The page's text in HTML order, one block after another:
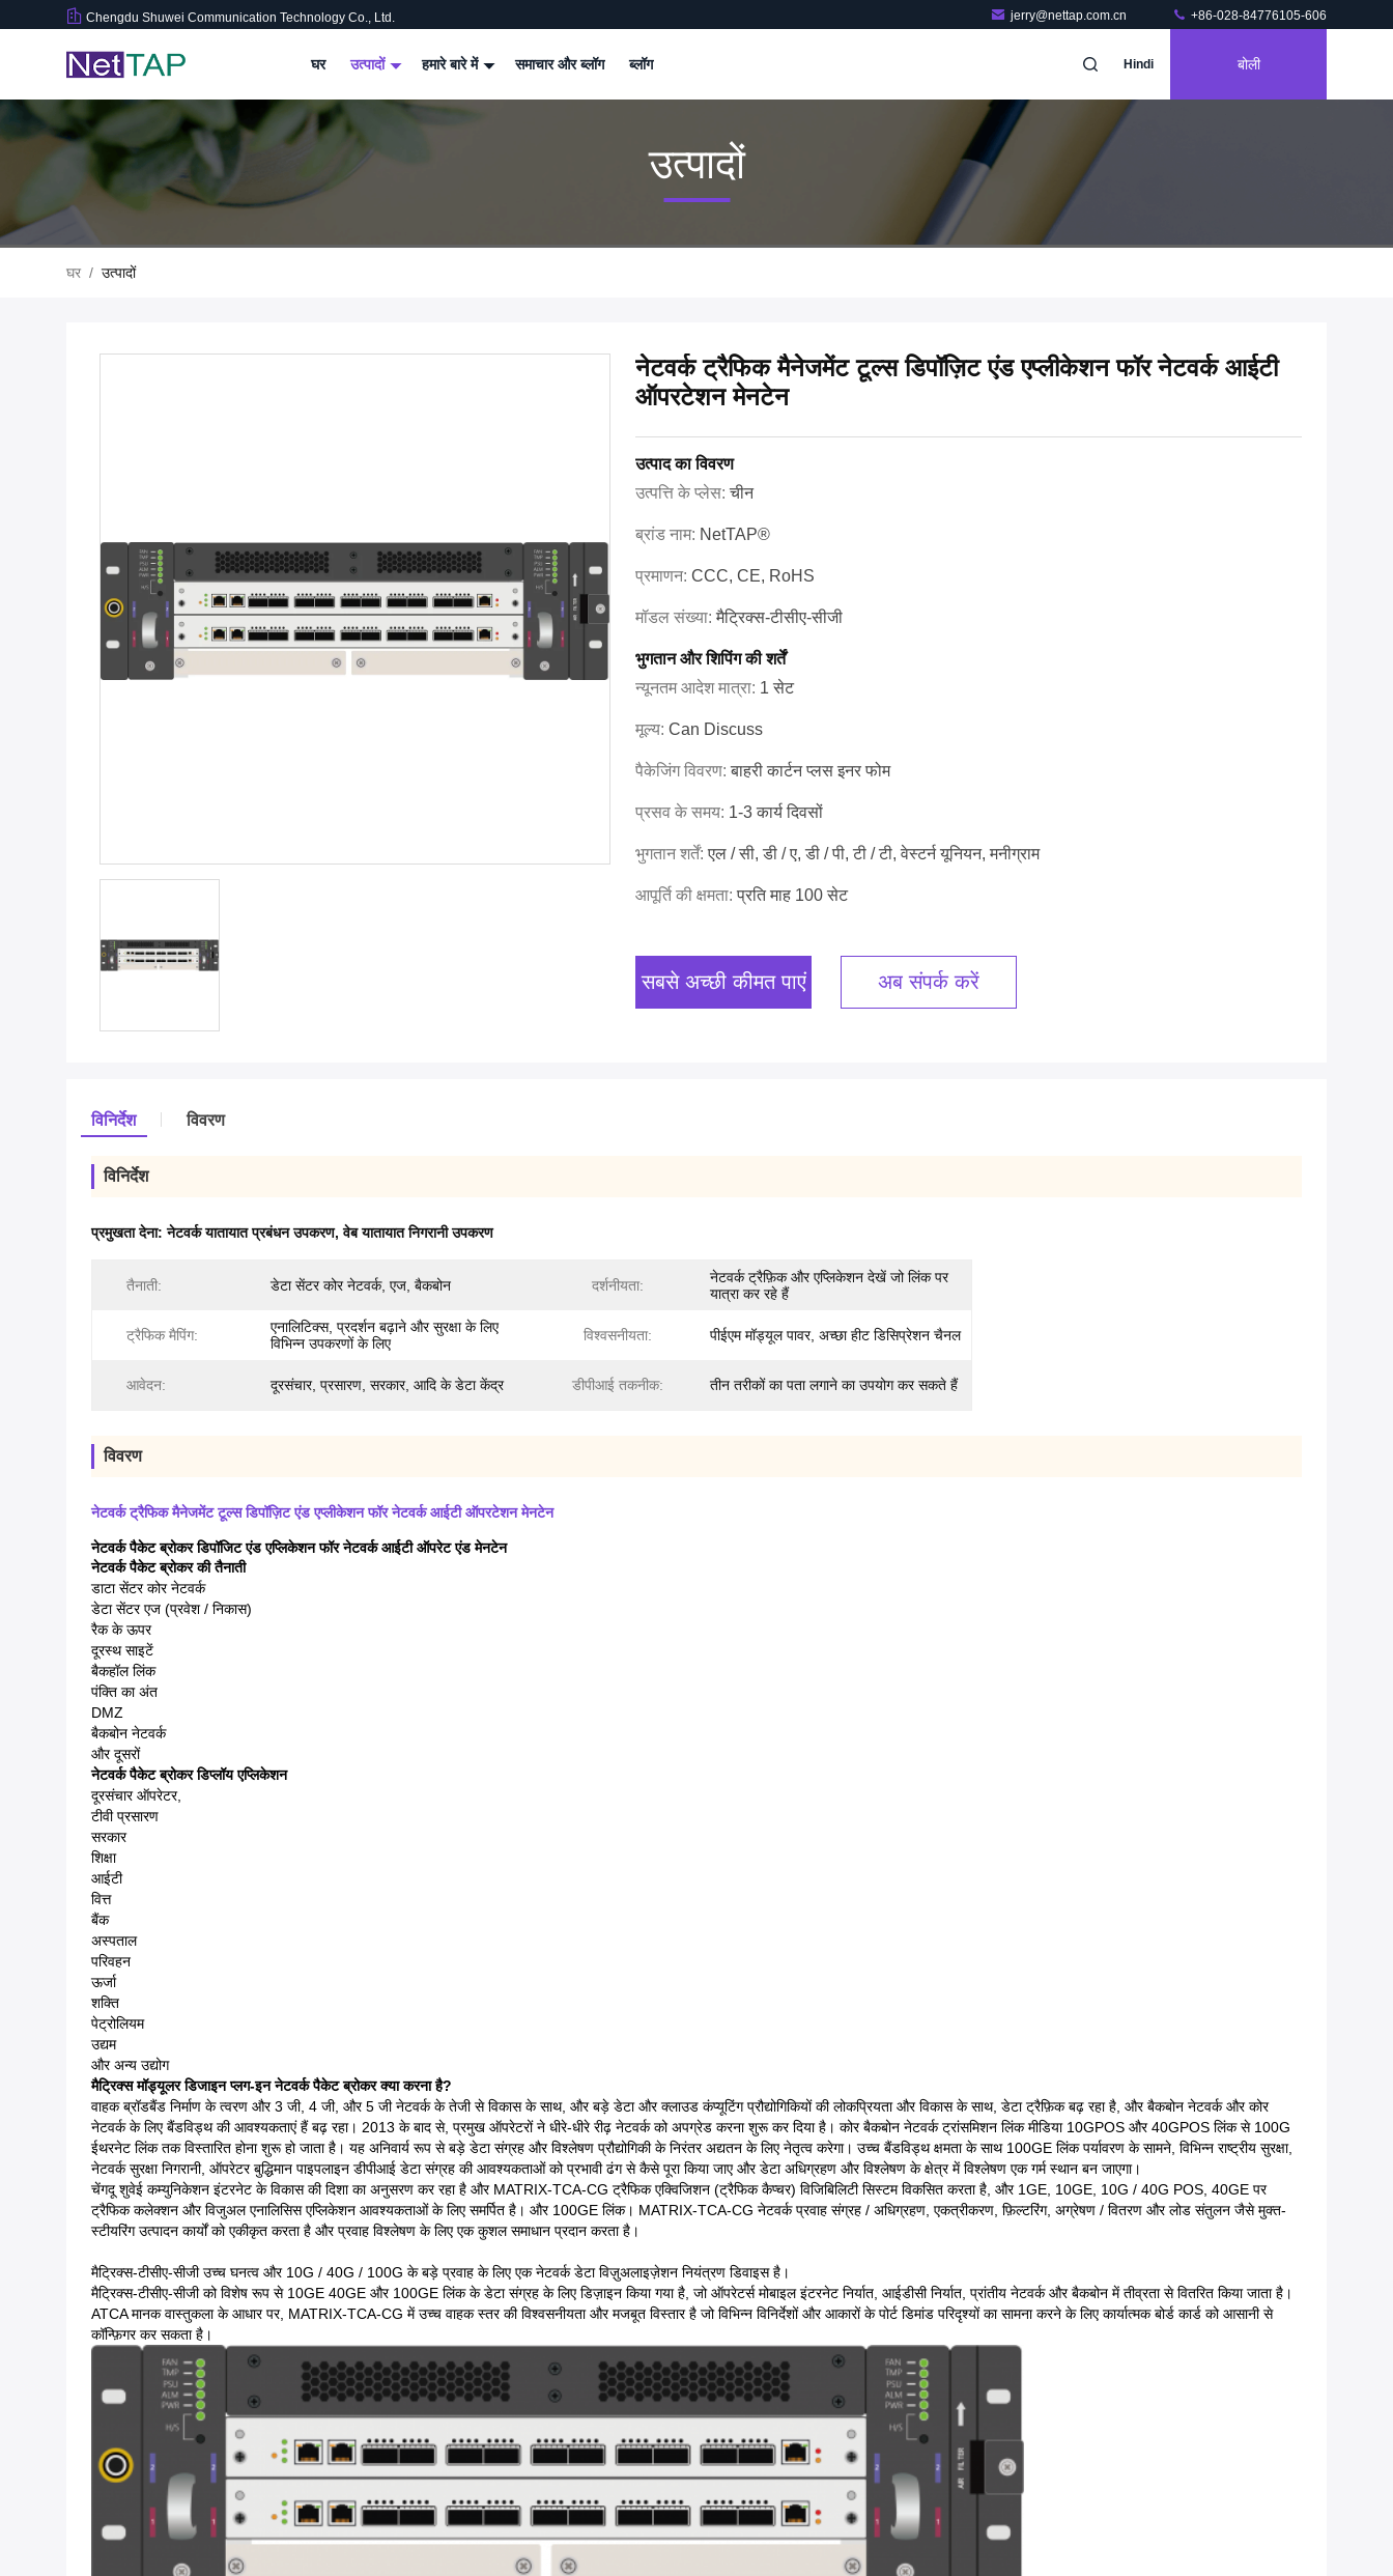
Chengdu Shuwei Communication Technology Co., Ltd. jerry@nettap.com.cn +86-028-84776105-606
घर उत्पादों हमारे बारे में समाचार और ब्लॉग ब्लॉग Hindi बोली
उत्पादों
घर / उत्पादों
नेटवर्क ट्रैफिक मैनेजमेंट टूल्स डिपॉज़िट एंड एप्लीकेशन फॉर नेटवर्क आईटी
ऑपरटेशन मेनटेन
उत्पाद का विवरण
उत्पत्ति के प्लेस:चीन
ब्रांड नाम: NetTAP®
प्रमाणन: CCC, CE, RoHS
मॉडल संख्या:मैट्रिक्स-टीसीए-सीजी
भुगतान और शिपिंग की शर्तें
न्यूनतम आदेश मात्रा: 1 सेट
मूल्य: Can Discuss
पैकेजिंग विवरण:बाहरी कार्टन प्लस इनर फोम
प्रसव के समय: 1-3 कार्य दिवसों
भुगतान शर्तें:एल / सी, डी / ए, डी / पी, टी / टी, वेस्टर्न यूनियन, मनीग्राम
आपूर्ति की क्षमता:प्रति माह 100 सेट
सबसे अच्छी कीमत पाएं अब संपर्क करें
विनिर्देश विवरण
विनिर्देश
प्रमुखता देना:नेटवर्क यातायात प्रबंधन उपकरण,वेब यातायात निगरानी उपकरण
तैनाती: डेटा सेंटर कोर नेटवर्क, एज, बैकबोन दर्शनीयता:
नेटवर्क ट्रैफ़िक और एप्लिकेशन देखें जो लिंक पर
यात्रा कर रहे हैं
ट्रैफिक मैपिंग:
एनालिटिक्स, प्रदर्शन बढ़ाने और सुरक्षा के लिए
विभिन्न उपकरणों के लिए
विश्वसनीयता: पीईएम मॉड्यूल पावर, अच्छा हीट डिसिप्रेशन चैनल
आवेदन: दूरसंचार, प्रसारण, सरकार, आदि के डेटा केंद्र डीपीआई तकनीक: तीन तरीकों का पता लगाने का उपयोग कर सकते हैं
विवरण
नेटवर्क ट्रैफिक मैनेजमेंट टूल्स डिपॉज़िट एंड एप्लीकेशन फॉर नेटवर्क आईटी ऑपरटेशन मेनटेन
नेटवर्क पैकेट ब्रोकर डिपॉजिट एंड एप्लिकेशन फॉर नेटवर्क आईटी ऑपरेट एंड मेनटेन
नेटवर्क पैकेट ब्रोकर की तैनाती
डाटा सेंटर कोर नेटवर्क
डेटा सेंटर एज (प्रवेश / निकास)
रैक के ऊपर
दूरस्थ साइटें
बैकहॉल लिंक
पंक्ति का अंत
DMZ
बैकबोन नेटवर्क
और दूसरों
नेटवर्क पैकेट ब्रोकर डिप्लॉय एप्लिकेशन
दूरसंचार ऑपरेटर,
टीवी प्रसारण
सरकार
शिक्षा
आईटी
वित्त
बैंक
अस्पताल
परिवहन
ऊर्जा
शक्ति
पेट्रोलियम
उद्यम
और अन्य उद्योग
मैट्रिक्स मॉड्यूलर डिजाइन प्लग-इन नेटवर्क पैकेट ब्रोकर क्या करना है?
वाहक ब्रॉडबैंड निर्माण के त्वरण और 3 जी, 4 जी, और 5 जी नेटवर्क के तेजी से विकास के साथ, और बड़े डेटा और क्लाउड कंप्यूटिंग प्रौद्योगिकियों की लोकप्रियता और विकास के साथ, डेटा ट्रैफ़िक बढ़ रहा है, और बैकबोन नेटवर्क और कोर
नेटवर्क के लिए बैंडविड्थ की आवश्यकताएं हैं बढ़ रहा। 2013 के बाद से, प्रमुख ऑपरेटरों ने धीरे-धीरे रीढ़ नेटवर्क को अपग्रेड करना शुरू कर दिया है। कोर बैकबोन नेटवर्क ट्रांसमिशन लिंक मीडिया 10GPOS और 40GPOS लिंक से 100G
ईथरनेट लिंक तक विस्तारित होना शुरू हो जाता है। यह अनिवार्य रूप से बड़े डेटा संग्रह और विश्लेषण प्रौद्योगिकी के निरंतर अद्यतन के लिए नेतृत्व करेगा। उच्च बैंडविड्थ क्षमता के साथ 100GE लिंक पर्यावरण के सामने, विभिन्न राष्ट्रीय सुरक्षा,
नेटवर्क सुरक्षा निगरानी, ​​ऑपरेटर बुद्धिमान पाइपलाइन डीपीआई डेटा संग्रह की आवश्यकताओं को प्रभावी ढंग से कैसे पूरा किया जाए और डेटा अधिग्रहण और विश्लेषण के क्षेत्र में विश्लेषण एक गर्म स्थान बन जाएगा।
चेंगदू शुवेई कम्युनिकेशन इंटरनेट के विकास की दिशा का अनुसरण कर रहा है और MATRIX-TCA-CG ट्रैफिक एक्विजिशन (ट्रैफिक कैप्चर) विजिबिलिटी सिस्टम विकसित करता है, और 1GE, 10GE, 10G / 40G POS, 40GE पर
ट्रैफिक कलेक्शन और विजुअल एनालिसिस एप्लिकेशन आवश्यकताओं के लिए समर्पित है। और 100GE लिंक। MATRIX-TCA-CG नेटवर्क प्रवाह संग्रह / अधिग्रहण, एकत्रीकरण, फ़िल्टरिंग, अग्रेषण / वितरण और लोड संतुलन जैसे मुक्त-
स्टीयरिंग उत्पादन कार्यों को एकीकृत करता है और प्रवाह विश्लेषण के लिए एक कुशल समाधान प्रदान करता है।
मैट्रिक्स-टीसीए-सीजी उच्च घनत्व और 10G / 40G / 100G के बड़े प्रवाह के लिए एक नेटवर्क डेटा विज़ुअलाइज़ेशन नियंत्रण डिवाइस है।
मैट्रिक्स-टीसीए-सीजी को विशेष रूप से 10GE 40GE और 100GE लिंक के डेटा संग्रह के लिए डिज़ाइन किया गया है, जो ऑपरेटर्स मोबाइल इंटरनेट निर्यात, आईडीसी निर्यात, प्रांतीय नेटवर्क और बैकबोन में तीव्रता से वितरित किया जाता है।
ATCA मानक वास्तुकला के आधार पर, MATRIX-TCA-CG में उच्च वाहक स्तर की विश्वसनीयता और मजबूत विस्तार है जो विभिन्न विनिर्देशों और आकारों के पोर्ट डिमांड परिदृश्यों का सामना करने के लिए कार्यात्मक बोर्ड कार्ड को आसानी से
कॉन्फ़िगर कर सकता है।